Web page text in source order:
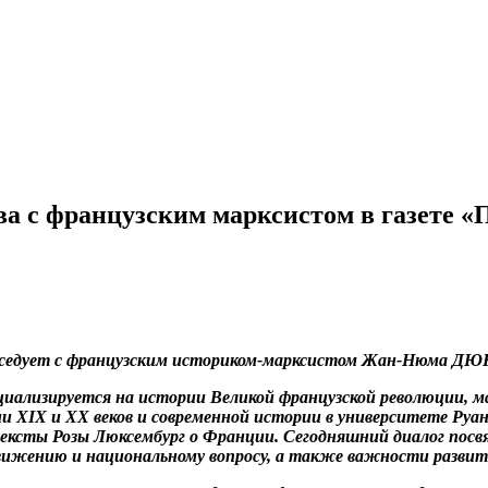
с французским марксистом в газете
с французским историком-марксистом Жан-Нюма
на истории Великой французской
ХIХ и ХХ веков и современной истории в университете
Розы Люксембург о Франции. Сегодняшний диалог
и национальному вопросу, а также важности